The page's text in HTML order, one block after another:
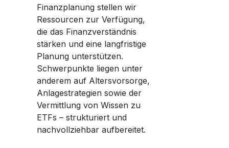
Finanzplanung stellen wir
Ressourcen zur Verfügung,
die das Finanzverständnis
stärken und eine langfristige
Planung unterstützen.
Schwerpunkte liegen unter
anderem auf Altersvorsorge,
Anlagestrategien sowie der
Vermittlung von Wissen zu
ETFs – strukturiert und
nachvollziehbar aufbereitet.